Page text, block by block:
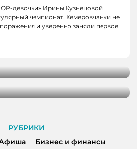
девочки» Ирины Кузнецовой
чемпионат. Кемеровчанки не
и уверенно заняли первое
КЕМЕРОВО
лучшую практику
КЕМЕРОВО, НОВОСТИ
РУБРИКИ
Бизнес и финансы